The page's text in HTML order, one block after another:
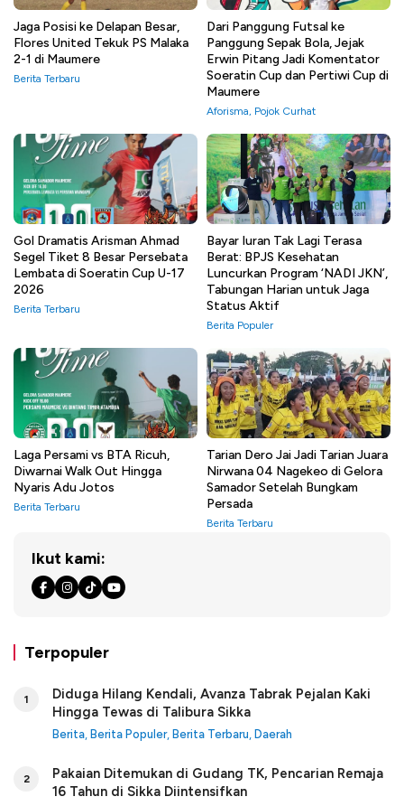
Jaga Posisi ke Delapan Besar,
Flores United Tekuk PS Malaka
2-1 di Maumere
Berita Terbaru
Dari Panggung Futsal ke
Panggung Sepak Bola, Jejak
Erwin Pitang Jadi Komentator
Soeratin Cup dan Pertiwi Cup di
Maumere
Aforisma, Pojok Curhat
Gol Dramatis Arisman Ahmad
Segel Tiket 8 Besar Persebata
Lembata di Soeratin Cup U-17
2026
Berita Terbaru
Bayar Iuran Tak Lagi Terasa
Berat: BPJS Kesehatan
Luncurkan Program ‘NADI JKN’,
Tabungan Harian untuk Jaga
Status Aktif
Berita Populer
Laga Persami vs BTA Ricuh,
Diwarnai Walk Out Hingga
Nyaris Adu Jotos
Berita Terbaru
Tarian Dero Jai Jadi Tarian Juara
Nirwana 04 Nagekeo di Gelora
Samador Setelah Bungkam
Persada
Berita Terbaru
Ikut kami:
Terpopuler
1
Diduga Hilang Kendali, Avanza Tabrak Pejalan Kaki
Hingga Tewas di Talibura Sikka
Berita, Berita Populer, Berita Terbaru, Daerah
2
Pakaian Ditemukan di Gudang TK, Pencarian Remaja
16 Tahun di Sikka Diintensifkan